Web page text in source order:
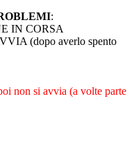
:
IN CORSA
(dopo averlo spento
non si avvia (a volte parte